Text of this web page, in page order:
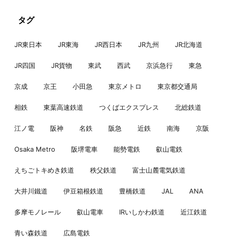
タグ
JR東日本 JR東海 JR西日本 JR九州 JR北海道
JR四国 JR貨物 東武 西武 京浜急行 東急
京成 京王 小田急 東京メトロ 東京都交通局
相鉄 東葉高速鉄道 つくばエクスプレス 北総鉄道
江ノ電 阪神 名鉄 阪急 近鉄 南海 京阪
Osaka Metro 阪堺電車 能勢電鉄 叡山電鉄
えちごトキめき鉄道 秩父鉄道 富士山麓電気鉄道
大井川鐵道 伊豆箱根鉄道 豊橋鉄道 JAL ANA
多摩モノレール 叡山電車 IRいしかわ鉄道 近江鉄道
青い森鉄道 広島電鉄